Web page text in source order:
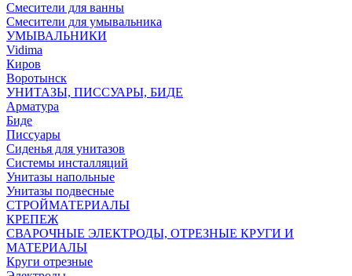
Смесители для ванны
Смесители для умывальника
УМЫВАЛЬНИКИ
Vidima
Киров
Воротынск
УНИТАЗЫ, ПИССУАРЫ, БИДЕ
Арматура
Биде
Писсуары
Сиденья для унитазов
Системы инсталляций
Унитазы напольные
Унитазы подвесные
СТРОЙМАТЕРИАЛЫ
КРЕПЕЖ
СВАРОЧНЫЕ ЭЛЕКТРОДЫ, ОТРЕЗНЫЕ КРУГИ И
МАТЕРИАЛЫ
Круги отрезные